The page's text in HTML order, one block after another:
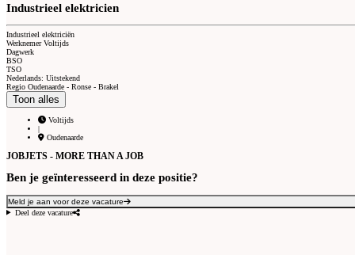
Industrieel elektricien
Industrieel elektriciën
Werknemer Voltijds
Dagwerk
BSO
TSO
Nederlands: Uitstekend
Regio Oudenaarde - Ronse - Brakel
Toon alles
Voltijds
|
Oudenaarde
JOBJETS - MORE THAN A JOB
Ben je geïnteresseerd in deze positie?
Meld je aan voor deze vacature
Deel deze vacature